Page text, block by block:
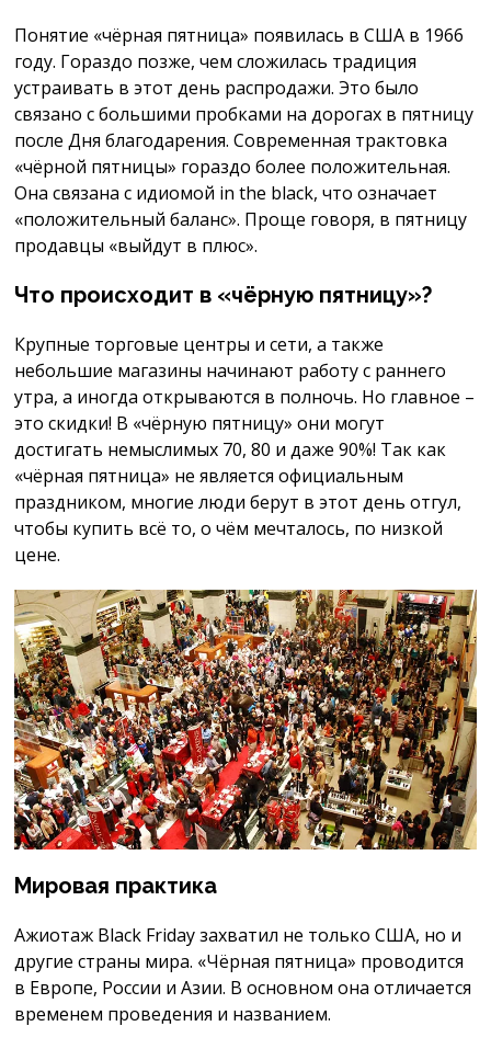
Понятие «чёрная пятница» появилась в США в 1966
году. Гораздо позже, чем сложилась традиция
устраивать в этот день распродажи. Это было
связано с большими пробками на дорогах в пятницу
после Дня благодарения. Современная трактовка
«чёрной пятницы» гораздо более положительная.
Она связана с идиомой in the black, что означает
«положительный баланс». Проще говоря, в пятницу
продавцы «выйдут в плюс».
Что происходит в «чёрную пятницу»?
Крупные торговые центры и сети, а также
небольшие магазины начинают работу с раннего
утра, а иногда открываются в полночь. Но главное –
это скидки! В «чёрную пятницу» они могут
достигать немыслимых 70, 80 и даже 90%! Так как
«чёрная пятница» не является официальным
праздником, многие люди берут в этот день отгул,
чтобы купить всё то, о чём мечталось, по низкой
цене.
Мировая практика
Ажиотаж Black Friday захватил не только США, но и
другие страны мира. «Чёрная пятница» проводится
в Европе, России и Азии. В основном она отличается
временем проведения и названием.